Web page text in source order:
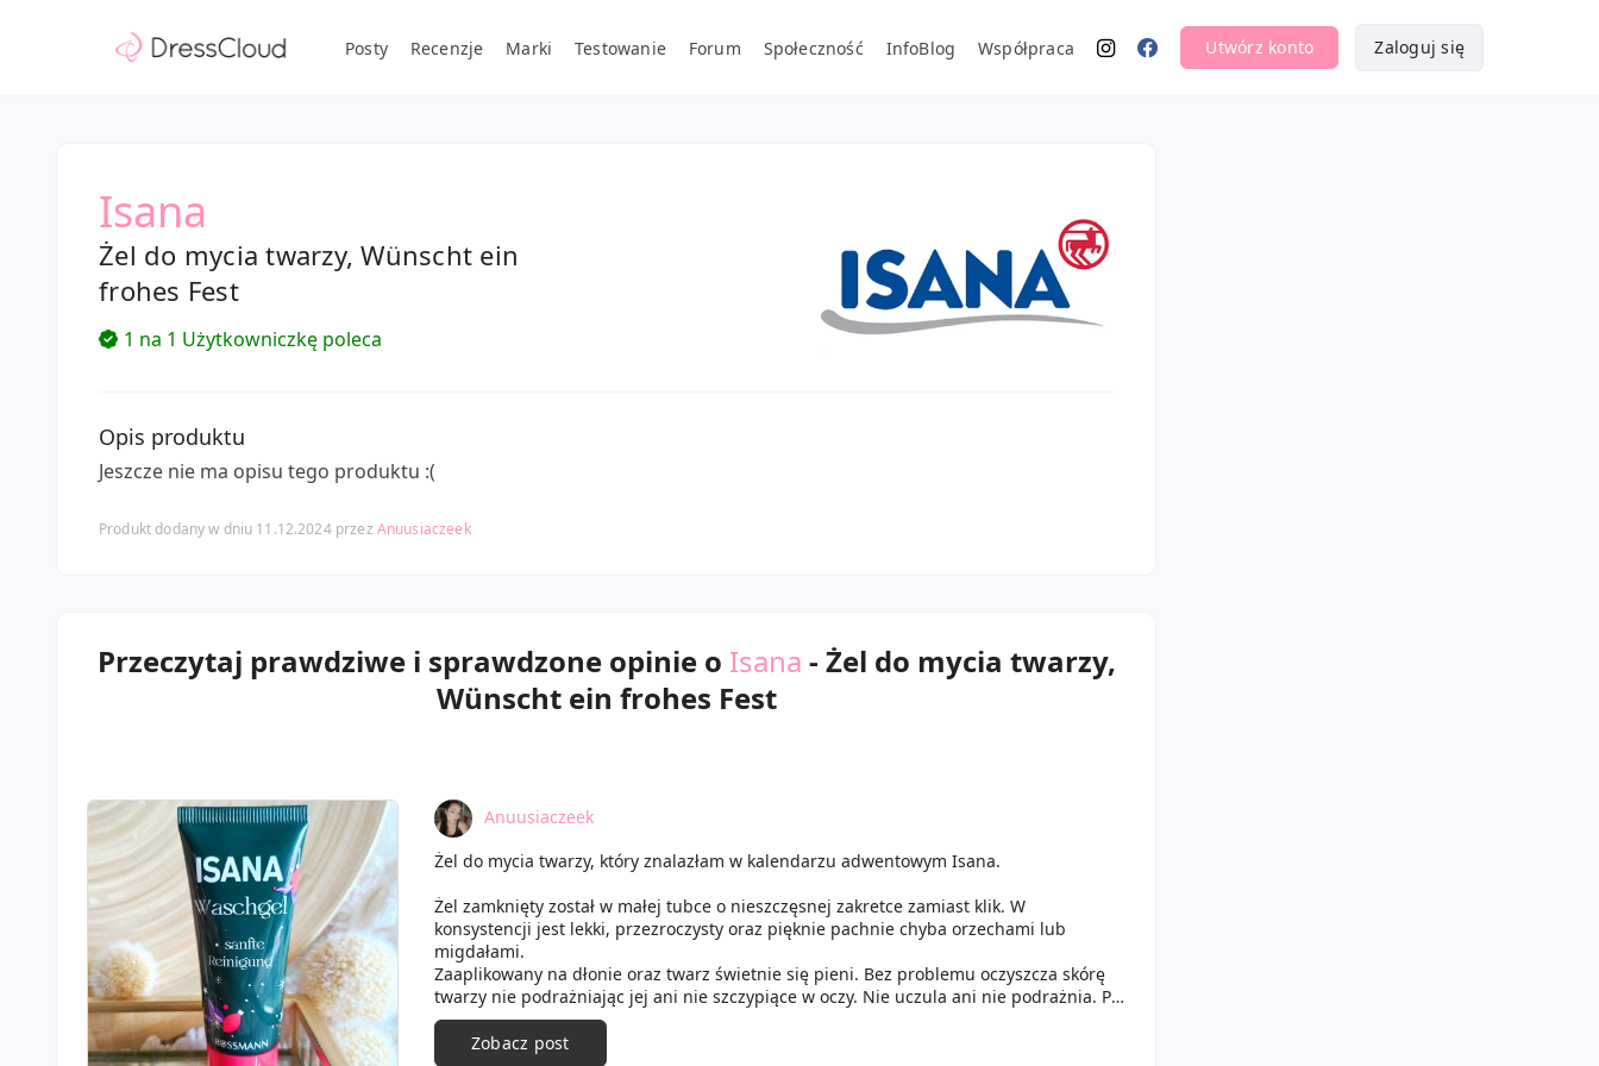
Posty Recenzje Marki Testowanie Forum Społeczność InfoBlog Współpraca Utwórz konto Zaloguj się
Isana
Żel do mycia twarzy, Wünscht ein
frohes Fest
1 na 1 Użytkowniczkę poleca
Opis produktu
Jeszcze nie ma opisu tego produktu :(
Produkt dodany w dniu 11.12.2024 przez Anuusiaczeek
Przeczytaj prawdziwe i sprawdzone opinie o Isana - Żel do mycia twarzy,
Wünscht ein frohes Fest
Anuusiaczeek
Żel do mycia twarzy, który znalazłam w kalendarzu adwentowym Isana.
Żel zamknięty został w małej tubce o nieszczęsnej zakretce zamiast klik. W
konsystencji jest lekki, przezroczysty oraz pięknie pachnie chyba orzechami lub
migdałami.
Zaaplikowany na dłonie oraz twarz świetnie się pieni. Bez problemu oczyszcza skórę
twarzy nie podrażniając jej ani nie szczypiące w oczy. Nie uczula ani nie podrażnia. Po
jego użyciu cera jest fajnie oczyszczona i gotowa do dalszych czynności
pielęgnacyjnych.
Zobacz post